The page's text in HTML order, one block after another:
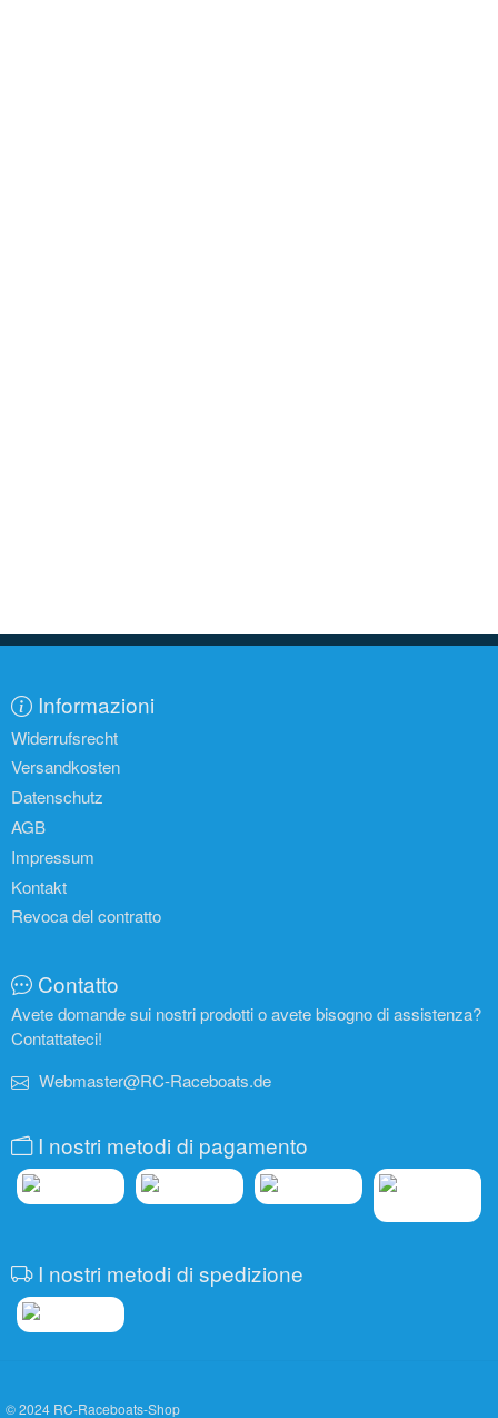
Informazioni
Widerrufsrecht
Versandkosten
Datenschutz
AGB
Impressum
Kontakt
Revoca del contratto
Contatto
Avete domande sui nostri prodotti o avete bisogno di assistenza?
Contattateci!
Webmaster@RC-Raceboats.de
I nostri metodi di pagamento
I nostri metodi di spedizione
© 2024 RC-Raceboats-Shop